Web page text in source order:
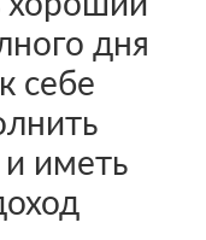
дня
себе
иметь